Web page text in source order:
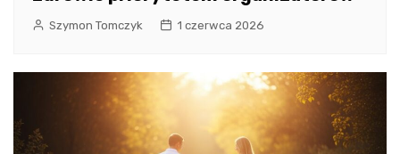
Szymon Tomczyk 1 czerwca 2026